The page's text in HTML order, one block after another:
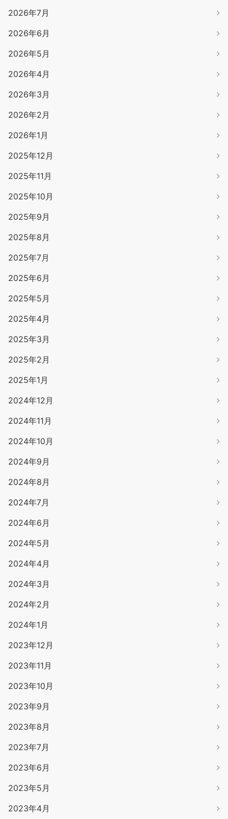
2026年7月
2026年6月
2026年5月
2026年4月
2026年3月
2026年2月
2026年1月
2025年12月
2025年11月
2025年10月
2025年9月
2025年8月
2025年7月
2025年6月
2025年5月
2025年4月
2025年3月
2025年2月
2025年1月
2024年12月
2024年11月
2024年10月
2024年9月
2024年8月
2024年7月
2024年6月
2024年5月
2024年4月
2024年3月
2024年2月
2024年1月
2023年12月
2023年11月
2023年10月
2023年9月
2023年8月
2023年7月
2023年6月
2023年5月
2023年4月